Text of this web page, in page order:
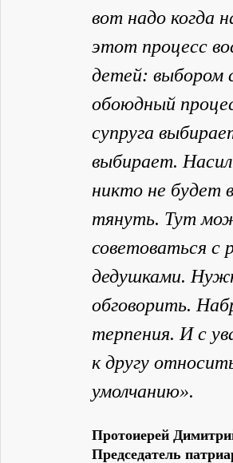
вот надо когда
этот процесс
детей: выбором
обоюдный
супруга
выбирает.
никто не будет
тянуть. Тут
советоваться с
дедушками.
обговорить.
терпения. И с
к другу
умолчанию».
Протоиерей
Председатель